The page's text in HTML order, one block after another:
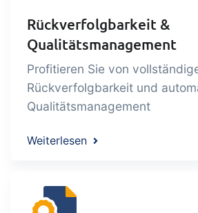
Rückverfolgbarkeit &
Qualitätsmanagement
Profitieren Sie von
Rückverfolgbarkeit und
Qualitätsmanagement
Weiterlesen